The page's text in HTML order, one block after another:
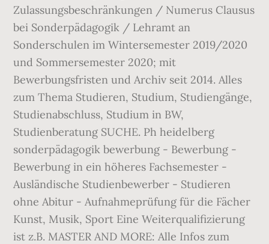
Zulassungsbeschränkungen / Numerus Clausus
bei Sonderpädagogik / Lehramt an
Sonderschulen im Wintersemester 2019/2020
und Sommersemester 2020; mit
Bewerbungsfristen und Archiv seit 2014. Alles
zum Thema Studieren, Studium, Studiengänge,
Studienabschluss, Studium in BW,
Studienberatung SUCHE. Ph heidelberg
sonderpädagogik bewerbung - Bewerbung -
Bewerbung in ein höheres Fachsemester -
Ausländische Studienbewerber - Studieren
ohne Abitur - Aufnahmeprüfung für die Fächer
Kunst, Musik, Sport Eine Weiterqualifizierung
ist z.B. MASTER AND MORE: Alle Infos zum